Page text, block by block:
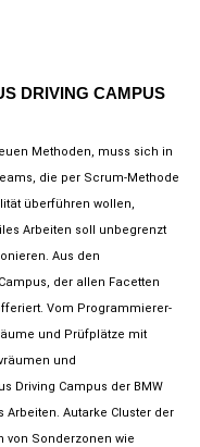
DRIVING CAMPUS
Methoden, muss sich in
die per Scrum-Methode
überführen wollen,
Arbeiten soll unbegrenzt
Aus den
der allen Facetten
Vom Programmierer-
und Prüfplätze mit
und
Driving Campus der BMW
Autarke Cluster der
von Sonderzonen wie